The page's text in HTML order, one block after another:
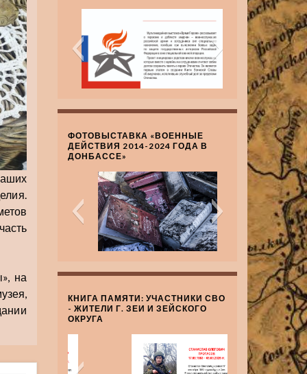
на
ФОТОВЫСТАВКА «ВОЕННЫЕ
ДЕЙСТВИЯ 2014-2024 ГОДА В
ДОНБАССЕ»
КНИГА ПАМЯТИ: УЧАСТНИКИ СВО
- ЖИТЕЛИ Г. ЗЕИ И ЗЕЙСКОГО
ОКРУГА